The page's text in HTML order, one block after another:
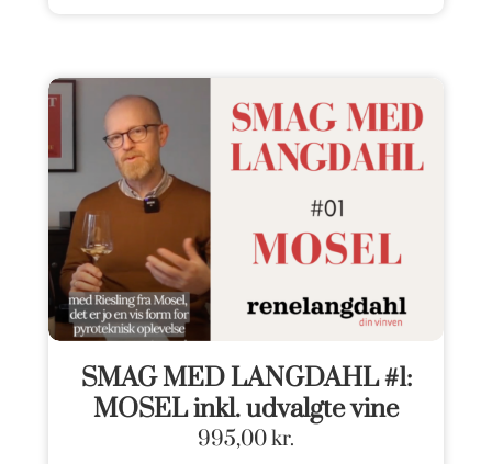
SMAG MED LANGDAHL #1:
MOSEL inkl. udvalgte vine
995,00kr.